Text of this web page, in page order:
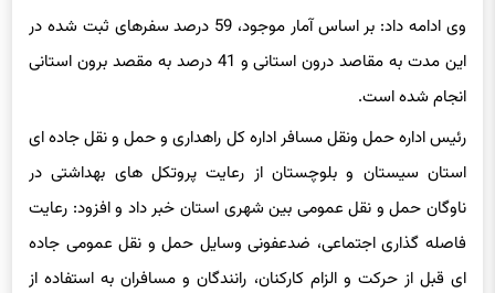
وی ادامه داد: بر اساس آمار موجود، 59 درصد سفرهای ثبت شده در
این مدت به مقاصد درون استانی و 41 درصد به مقصد برون استانی
انجام شده است.
رئیس اداره حمل ونقل مسافر اداره کل راهداری و حمل و نقل جاده ای
استان سیستان و بلوچستان از رعایت پروتکل های بهداشتی در
ناوگان حمل و نقل عمومی بین شهری استان خبر داد و افزود: رعایت
فاصله گذاری اجتماعی، ضدعفونی وسایل حمل و نقل عمومی جاده
ای قبل از حرکت و الزام کارکنان، رانندگان و مسافران به استفاده از